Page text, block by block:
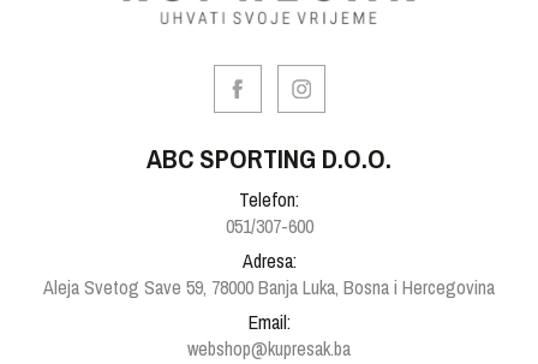
ABC SPORTING D.O.O.
Telefon:
051/307-600
Adresa:
Aleja Svetog Save 59, 78000 Banja Luka, Bosna i Hercegovina
Email:
webshop@kupresak.ba